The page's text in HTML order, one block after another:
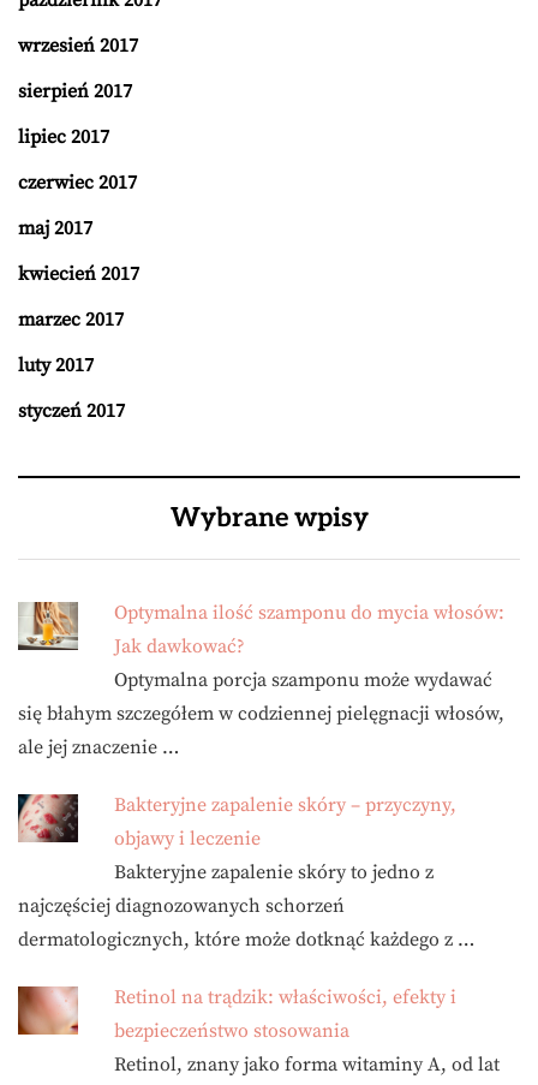
wrzesień 2017
sierpień 2017
lipiec 2017
czerwiec 2017
maj 2017
kwiecień 2017
marzec 2017
luty 2017
styczeń 2017
Wybrane wpisy
Optymalna ilość szamponu do mycia włosów:
Jak dawkować?
Optymalna porcja szamponu może wydawać
się błahym szczegółem w codziennej pielęgnacji włosów,
ale jej znaczenie …
Bakteryjne zapalenie skóry – przyczyny,
objawy i leczenie
Bakteryjne zapalenie skóry to jedno z
najczęściej diagnozowanych schorzeń
dermatologicznych, które może dotknąć każdego z …
Retinol na trądzik: właściwości, efekty i
bezpieczeństwo stosowania
Retinol, znany jako forma witaminy A, od lat